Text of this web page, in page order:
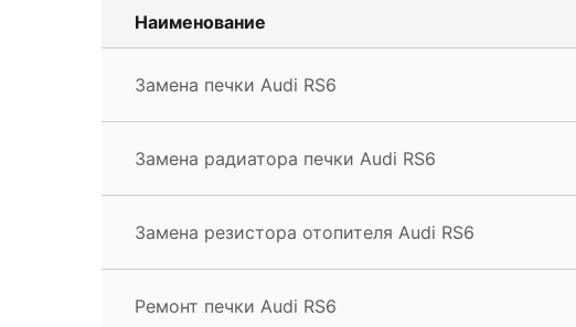
Наименование
Замена печки Audi RS6
Замена радиатора печки Audi RS6
Замена резистора отопителя Audi RS6
Ремонт печки Audi RS6